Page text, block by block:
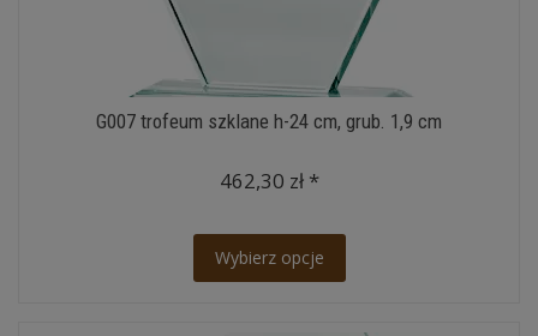
G007 trofeum szklane h-24 cm, grub. 1,9 cm
462,30 zł *
Wybierz opcje